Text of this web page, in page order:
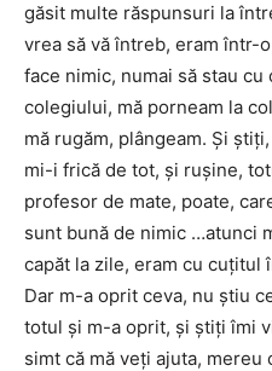
găsit multe răspunsuri la
vrea să vă întreb, eram într-
face nimic, numai să stau
colegiului, mă porneam la
mă rugăm, plângeam. Şi
mi-i frică de tot, şi ruşine,
profesor de mate, poate,
sunt bună de nimic …atunci
capăt la zile, eram cu cuţitul
Dar m-a oprit ceva, nu ştiu
totul şi m-a oprit, şi ştiţi îmi
simt că mă veţi ajuta, mereu